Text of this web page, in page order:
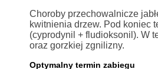
Choroby przechowalnicze
kwitnienia drzew. Pod koniec
(cyprodynil + fludioksonil). W
oraz gorzkiej zgnilizny.
Optymalny termin zabiegu